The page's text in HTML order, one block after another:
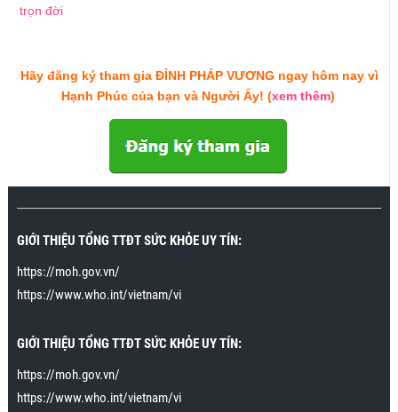
trọn đời
Hãy đăng ký tham gia ĐỈNH PHÁP VƯƠNG ngay hôm nay vì
Hạnh Phúc của bạn và Người Ấy! (xem thêm)
GIỚI THIỆU TỔNG TTĐT SỨC KHỎE UY TÍN:
https://moh.gov.vn/
https://www.who.int/vietnam/vi
GIỚI THIỆU TỔNG TTĐT SỨC KHỎE UY TÍN:
https://moh.gov.vn/
https://www.who.int/vietnam/vi